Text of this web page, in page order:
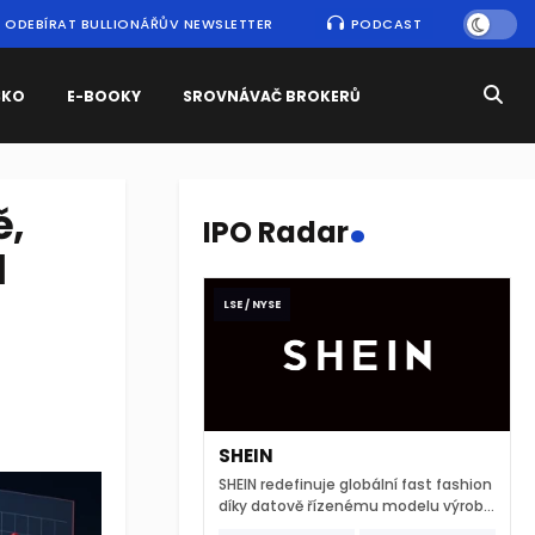
ODEBÍRAT BULLIONÁŘŮV NEWSLETTER PODCAST
E-BOOKY SROVNÁVAČ BROKERŮ
IPO Radar.
LSE / NYSE
SHEIN
SHEIN redefinuje globální fast fashion
díky datově řízenému modelu výroby